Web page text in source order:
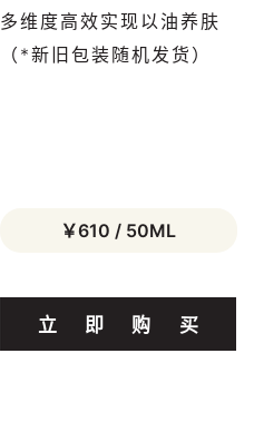
多维度高效实现以油养肤
（*新旧包装随机发货）
￥610 / 50ML
立 即 购 买